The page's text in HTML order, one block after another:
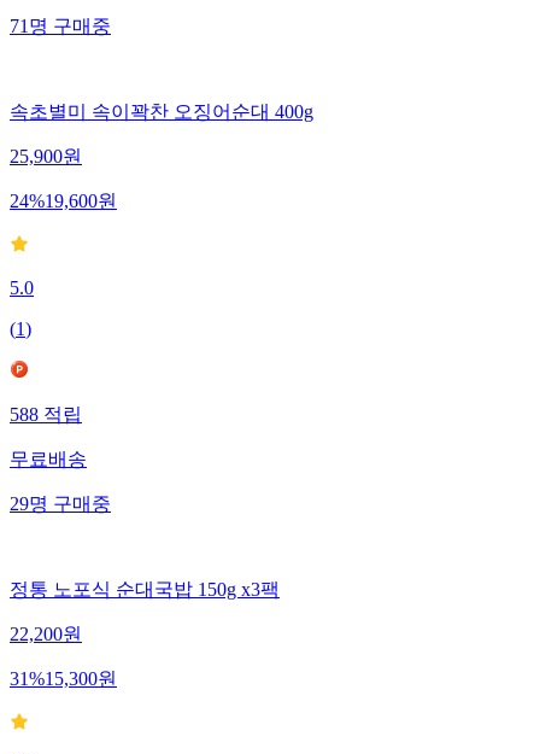
71 명 구매중
속초별미 속이꽉찬 오징어순대 400g
25,900원
24%19,600원
5.0
(1)
588 적립
무료배송
29명 구매중
정통 노포식 순대국밥 150g x3팩
22,200원
31%15,300원